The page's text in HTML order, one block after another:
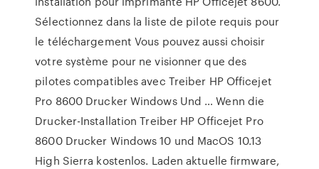
Sélectionnez dans la liste de pilote requis pour
le téléchargement Vous pouvez aussi choisir
votre système pour ne visionner que des
pilotes compatibles avec Treiber HP Officejet
Pro 8600 Drucker Windows Und … Wenn die
Drucker-Installation Treiber HP Officejet Pro
8600 Drucker Windows 10 und MacOS 10.13
High Sierra kostenlos. Laden aktuelle firmware,